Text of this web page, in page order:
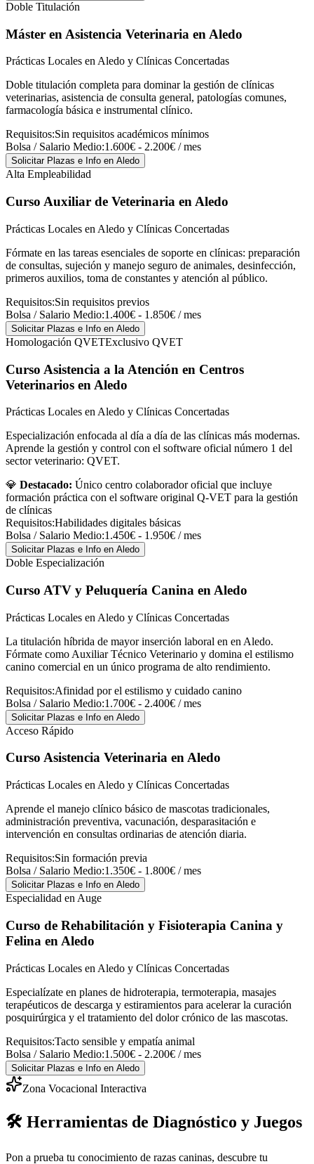
Doble Titulación
Máster en Asistencia Veterinaria en Aledo
Prácticas Locales en Aledo y Clínicas Concertadas
Doble titulación completa para dominar la gestión de clínicas
veterinarias, asistencia de consulta general, patologías comunes,
farmacología básica e instrumental clínico.
Requisitos:Sin requisitos académicos mínimos
Bolsa / Salario Medio:1.600€ - 2.200€ / mes
Solicitar Plazas e Info en Aledo
Alta Empleabilidad
Curso Auxiliar de Veterinaria en Aledo
Prácticas Locales en Aledo y Clínicas Concertadas
Fórmate en las tareas esenciales de soporte en clínicas: preparación
de consultas, sujeción y manejo seguro de animales, desinfección,
primeros auxilios, toma de constantes y atención al público.
Requisitos:Sin requisitos previos
Bolsa / Salario Medio:1.400€ - 1.850€ / mes
Solicitar Plazas e Info en Aledo
Homologación QVETExclusivo QVET
Curso Asistencia a la Atención en Centros
Veterinarios en Aledo
Prácticas Locales en Aledo y Clínicas Concertadas
Especialización enfocada al día a día de las clínicas más modernas.
Aprende la gestión y control con el software oficial número 1 del
sector veterinario: QVET.
💎 Destacado: Único centro colaborador oficial que incluye
formación práctica con el software original Q-VET para la gestión
de clínicas
Requisitos:Habilidades digitales básicas
Bolsa / Salario Medio:1.450€ - 1.950€ / mes
Solicitar Plazas e Info en Aledo
Doble Especialización
Curso ATV y Peluquería Canina en Aledo
Prácticas Locales en Aledo y Clínicas Concertadas
La titulación híbrida de mayor inserción laboral en en Aledo.
Fórmate como Auxiliar Técnico Veterinario y domina el estilismo
canino comercial en un único programa de alto rendimiento.
Requisitos:Afinidad por el estilismo y cuidado canino
Bolsa / Salario Medio:1.700€ - 2.400€ / mes
Solicitar Plazas e Info en Aledo
Acceso Rápido
Curso Asistencia Veterinaria en Aledo
Prácticas Locales en Aledo y Clínicas Concertadas
Aprende el manejo clínico básico de mascotas tradicionales,
administración preventiva, vacunación, desparasitación e
intervención en consultas ordinarias de atención diaria.
Requisitos:Sin formación previa
Bolsa / Salario Medio:1.350€ - 1.800€ / mes
Solicitar Plazas e Info en Aledo
Especialidad en Auge
Curso de Rehabilitación y Fisioterapia Canina y
Felina en Aledo
Prácticas Locales en Aledo y Clínicas Concertadas
Especialízate en planes de hidroterapia, termoterapia, masajes
terapéuticos de descarga y estiramientos para acelerar la curación
posquirúrgica y el tratamiento del dolor crónico de las mascotas.
Requisitos:Tacto sensible y empatía animal
Bolsa / Salario Medio:1.500€ - 2.200€ / mes
Solicitar Plazas e Info en Aledo
Zona Vocacional Interactiva
🛠️ Herramientas de Diagnóstico y Juegos
Pon a prueba tu conocimiento de razas caninas, descubre tu